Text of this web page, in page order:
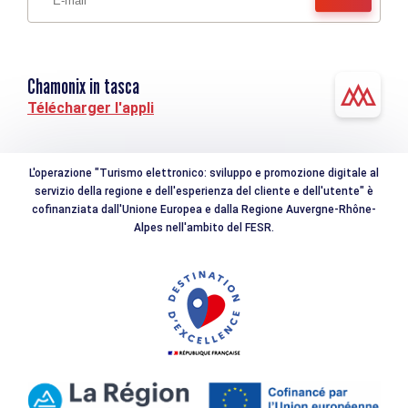
Altitudine di partenza 1450m
Elevazione negativa 5200m
Chamonix in tasca
Télécharger l'appli
L'operazione "Turismo elettronico: sviluppo e promozione digitale al
servizio della regione e dell'esperienza del cliente e dell'utente" è
cofinanziata dall'Unione Europea e dalla Regione Auvergne-Rhône-
Alpes nell'ambito del FESR.